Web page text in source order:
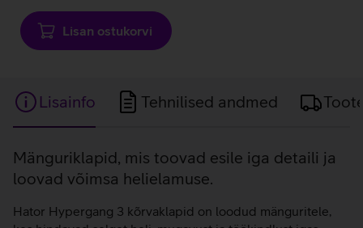
Lisan ostukorvi
Lisainfo Tehnilised andmed
Lisainfo
Mänguriklapid, mis toovad esile iga detaili ja
loovad võimsa helielamuse.
Hator Hypergang 3 kõrvaklapid on loodud mänguritele,